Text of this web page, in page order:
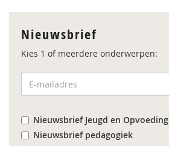
Nieuwsbrief
Kies 1 of meerdere onderwerpen:
Nieuwsbrief Jeugd en Opvoeding
Nieuwsbrief pedagogiek